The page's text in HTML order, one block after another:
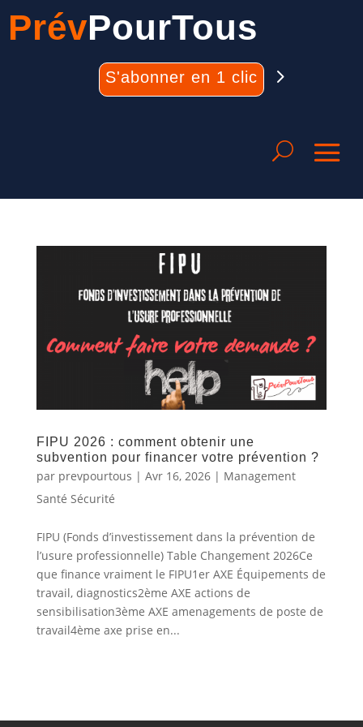
PrévPourTous
S'abonner en 1 clic
FIPU 2026 : comment obtenir une
subvention pour financer votre prévention ?
par prevpourtous | Avr 16, 2026| Management
Santé Sécurité
FIPU (Fonds d’investissement dans la prévention de
l’usure professionnelle) Table Changement 2026Ce
que finance vraiment le FIPU1er AXE Équipements de
travail, diagnostics2ème AXE actions de
sensibilisation3ème AXE amenagements de poste de
travail4ème axe prise en...